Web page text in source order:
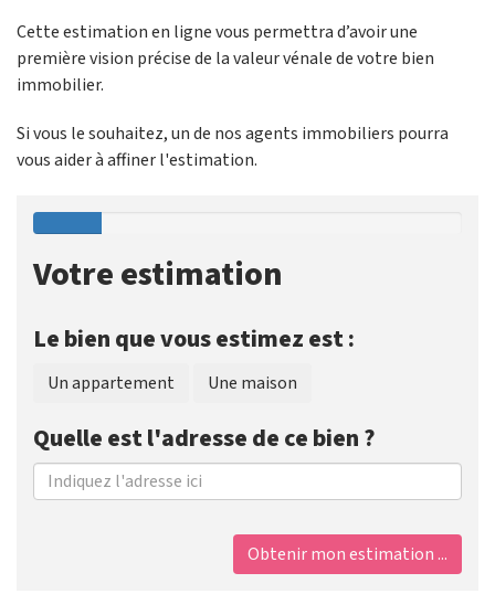
Cette estimation en ligne vous permettra d’avoir une
première vision précise de la valeur vénale de votre bien
immobilier.
Si vous le souhaitez, un de nos agents immobiliers pourra
vous aider à affiner l'estimation.
Votre estimation
Le bien que vous estimez est :
Un appartement Une maison
Quelle est l'adresse de ce bien ?
Obtenir mon estimation ...